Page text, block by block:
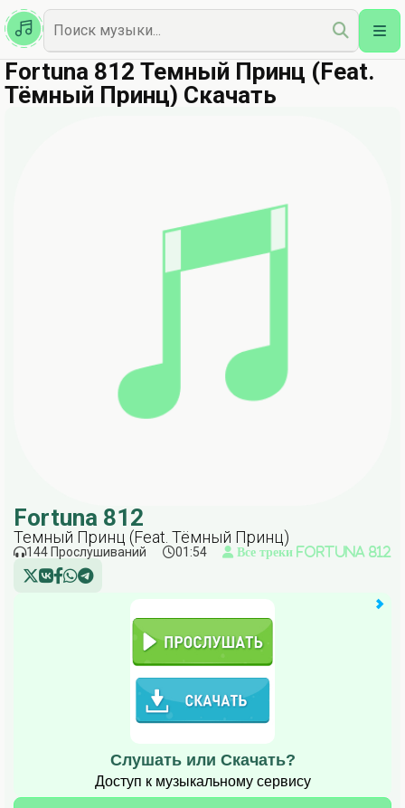
Казахская
Наш Топ
Fortuna 812 Темный Принц (Feat.
Тёмный Принц) Скачать
Fortuna 812
Темный Принц (Feat. Тёмный Принц)
144 Прослушиваний 01:54 Все треки Fortuna 812
Слушать или Скачать?
Доступ к музыкальному сервису